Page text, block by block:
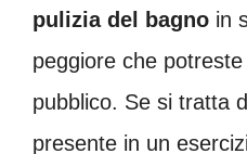
pulizia del bagno in
peggiore che
pubblico. Se si tratta
presente in un